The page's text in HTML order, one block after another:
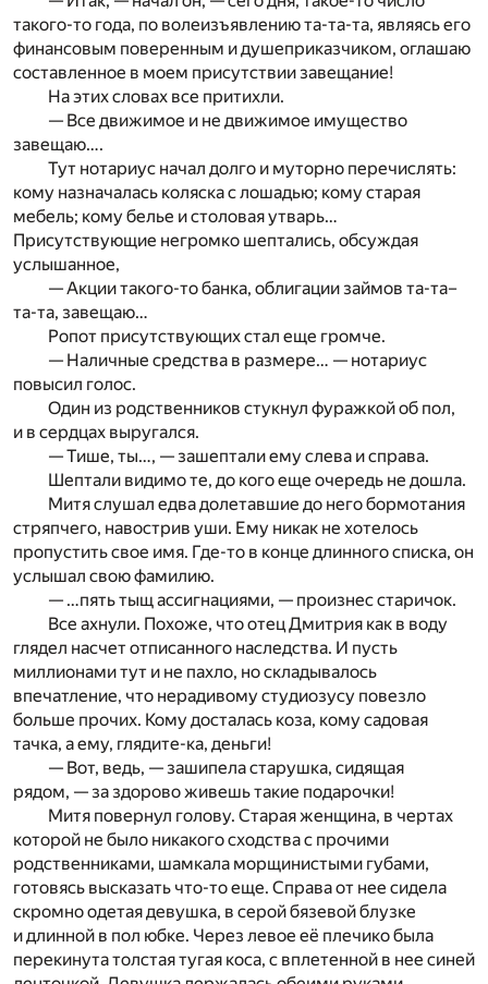
такого-то года, по волеизъявлению та-та-та, являясь его
финансовым поверенным и душеприказчиком, оглашаю
составленное в моем присутствии завещание!
На этих словах все притихли.
— Все движимое и не движимое имущество
завещаю….
Тут нотариус начал долго и муторно перечислять:
кому назначалась коляска с лошадью; кому старая
мебель; кому белье и столовая утварь…
Присутствующие негромко шептались, обсуждая
услышанное,
— Акции такого-то банка, облигации займов та-та–
та-та, завещаю…
Ропот присутствующих стал еще громче.
— Наличные средства в размере… — нотариус
повысил голос.
Один из родственников стукнул фуражкой об пол,
и в сердцах выругался.
— Тише, ты…, — зашептали ему слева и справа.
Шептали видимо те, до кого еще очередь не дошла.
Митя слушал едва долетавшие до него бормотания
стряпчего, навострив уши. Ему никак не хотелось
пропустить свое имя. Где-то в конце длинного списка, он
услышал свою фамилию.
— …пять тыщ ассигнациями, — произнес старичок.
Все ахнули. Похоже, что отец Дмитрия как в воду
глядел насчет отписанного наследства. И пусть
миллионами тут и не пахло, но складывалось
впечатление, что нерадивому студиозусу повезло
больше прочих. Кому досталась коза, кому садовая
тачка, а ему, глядите-ка, деньги!
— Вот, ведь, — зашипела старушка, сидящая
рядом, — за здорово живешь такие подарочки!
Митя повернул голову. Старая женщина, в чертах
которой не было никакого сходства с прочими
родственниками, шамкала морщинистыми губами,
готовясь высказать что-то еще. Справа от нее сидела
скромно одетая девушка, в серой бязевой блузке
и длинной в пол юбке. Через левое её плечико была
перекинута толстая тугая коса, с вплетенной в нее синей